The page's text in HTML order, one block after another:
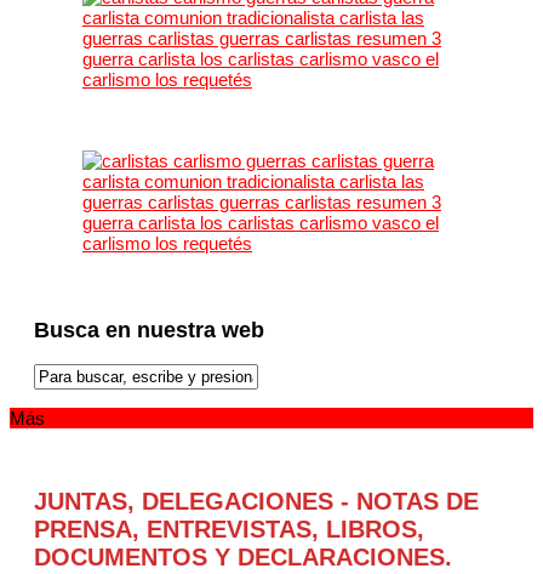
Busca en nuestra web
Más
JUNTAS, DELEGACIONES - NOTAS DE
PRENSA, ENTREVISTAS, LIBROS,
DOCUMENTOS Y DECLARACIONES.